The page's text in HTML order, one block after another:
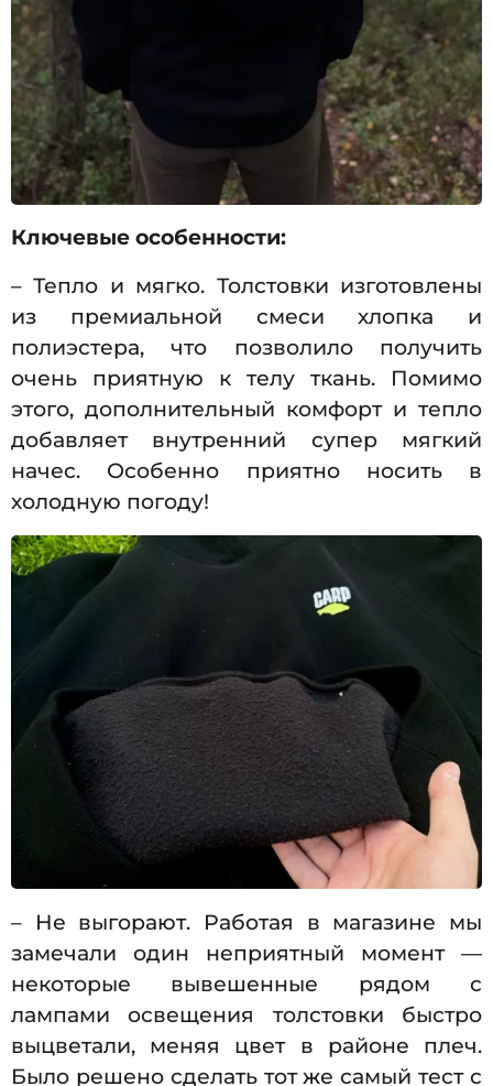
Ключевые особенности:
– Тепло и мягко. Толстовки изготовлены
из премиальной смеси хлопка и
полиэстера, что позволило получить
очень приятную к телу ткань. Помимо
этого, дополнительный комфорт и тепло
добавляет внутренний супер мягкий
начес. Особенно приятно носить в
холодную погоду!
– Не выгорают. Работая в магазине мы
замечали один неприятный момент —
некоторые вывешенные рядом с
лампами освещения толстовки быстро
выцветали, меняя цвет в районе плеч.
Было решено сделать тот же самый тест с